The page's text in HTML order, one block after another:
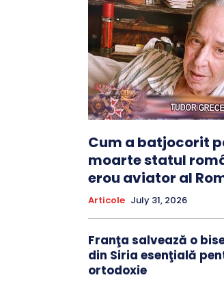
Cum a batjocorit
moarte statul
erou aviator al
Articole July 31, 2026
Franţa salvează o
din Siria esenţială
ortodoxie